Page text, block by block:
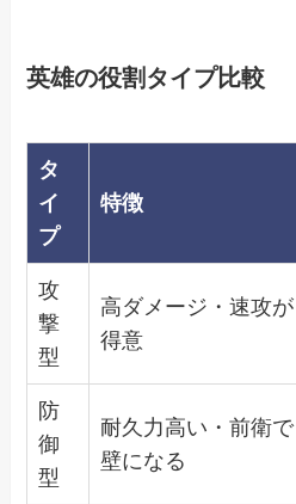
英雄の役割タイプ比較
タ
イ
プ
特徴
攻
撃
型
高ダメージ・速攻が
得意
防
御
型
耐久力高い・前衛で
壁になる